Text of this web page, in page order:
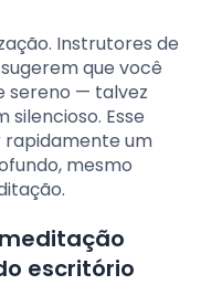
Instrutores de
que você
sereno — talvez
Esse
rapidamente um
mesmo
escritório